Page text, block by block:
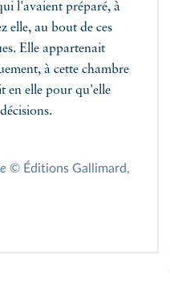
l'avaient préparé, à
elle, au bout de ces
Elle appartenait
à cette chambre
en elle pour qu'elle
© Éditions Gallimard,